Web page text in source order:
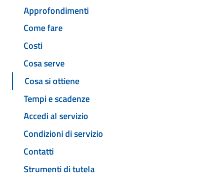
Approfondimenti
Come fare
Costi
Cosa serve
Cosa si ottiene
Tempi e scadenze
Accedi al servizio
Condizioni di servizio
Contatti
Strumenti di tutela